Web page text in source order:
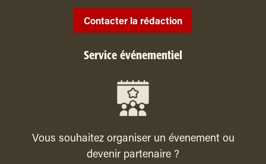
Contacter la rédaction
Service événementiel
Vous souhaitez organiser un évenement ou
devenir partenaire ?